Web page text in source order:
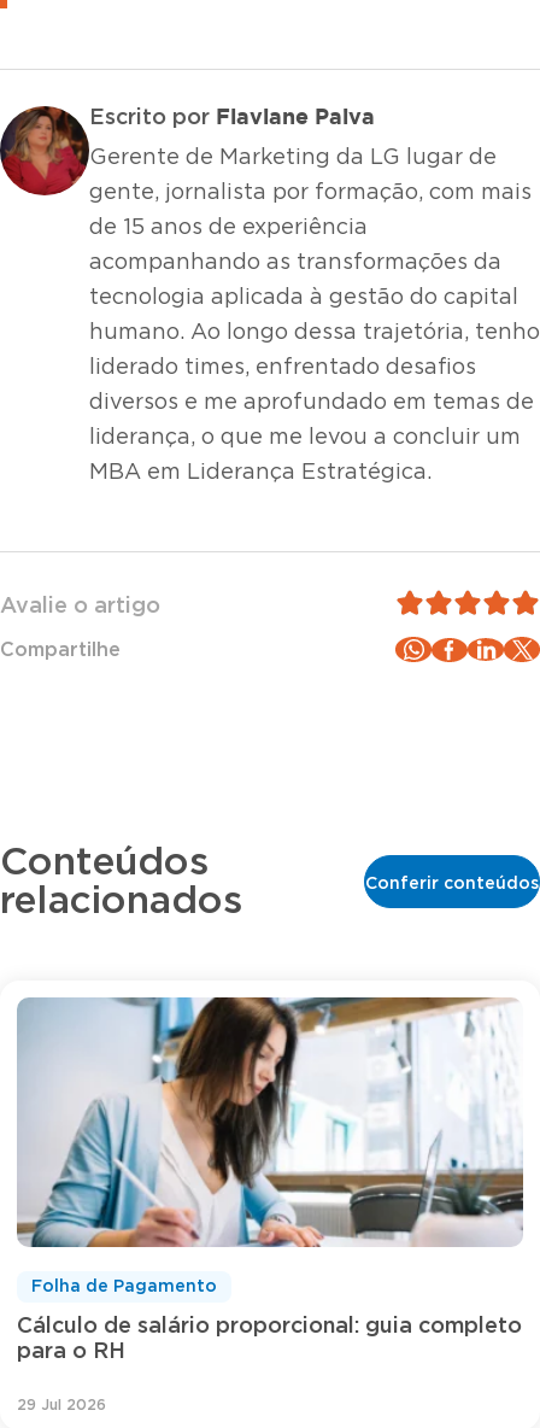
Escrito por Flaviane Paiva
Gerente de Marketing da LG lugar de
gente, jornalista por formação, com mais
de 15 anos de experiência
acompanhando as transformações da
tecnologia aplicada à gestão do capital
humano. Ao longo dessa trajetória, tenho
liderado times, enfrentado desafios
diversos e me aprofundado em temas de
liderança, o que me levou a concluir um
MBA em Liderança Estratégica.
Avalie o artigo
Compartilhe
Conteúdos
relacionados
Conferir conteúdos
Cálculo de salário proporcional: guia completo
para o RH
Folha de Pagamento
29 Jul 2026